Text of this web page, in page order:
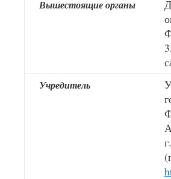
Вышестоящие органы
Учредитель